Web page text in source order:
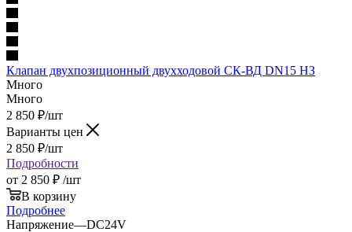
Клапан двухпозицион­ный двух­хо­до­вой СК-ВД DN15 НЗ
Много
Много
2 850 ₽/шт
Варианты цен
2 850 ₽/шт
Подробности
от 2 850 ₽ /шт
В корзину
Подробнее
Напряжение—DC24V